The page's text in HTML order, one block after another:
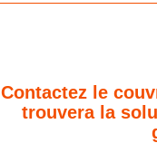
Contactez le
trouvera la